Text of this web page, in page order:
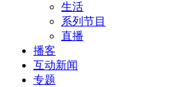
生活
系列节目
直播
播客
互动新闻
专题